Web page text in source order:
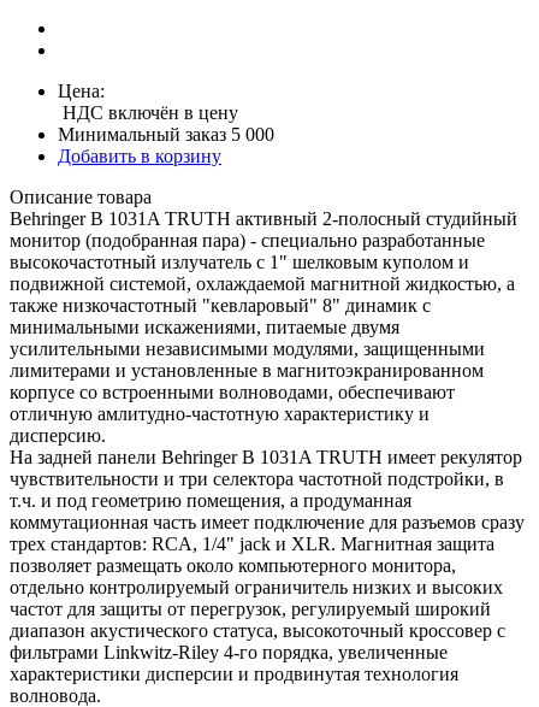
Цена:
НДС включён в цену
Минимальный заказ 5 000
Добавить в корзину
Описание товара
Behringer B 1031A TRUTH активный 2-полосный студийный
монитор (подобранная пара) - специально разработанные
высокочастотный излучатель с 1" шелковым куполом и
подвижной системой, охлаждаемой магнитной жидкостью, а
также низкочастотный "кевларовый" 8" динамик с
минимальными искажениями, питаемые двумя
усилительными независимыми модулями, защищенными
лимитерами и установленные в магнитоэкранированном
корпусе со встроенными волноводами, обеспечивают
отличную амлитудно-частотную характеристику и
дисперсию.
На задней панели Behringer B 1031A TRUTH имеет рекулятор
чувствительности и три селектора частотной подстройки, в
т.ч. и под геометрию помещения, а продуманная
коммутационная часть имеет подключение для разъемов сразу
трех стандартов: RCA, 1/4" jack и XLR. Магнитная защита
позволяет размещать около компьютерного монитора,
отдельно контролируемый ограничитель низких и высоких
частот для защиты от перегрузок, регулируемый широкий
диапазон акустического статуса, высокоточный кроссовер с
фильтрами Linkwitz-Riley 4-го порядка, увеличенные
характеристики дисперсии и продвинутая технология
волновода.